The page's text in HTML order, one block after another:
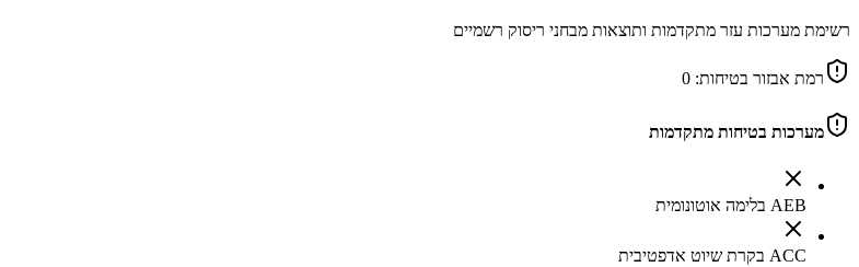
רשימת מערכות עזר מתקדמות ותוצאות מבחני ריסוק רשמיים
רמת אבזור בטיחות: 0
מערכות בטיחות מתקדמות
AEB בלימה אוטונומית
ACC בקרת שיוט אדפטיבית